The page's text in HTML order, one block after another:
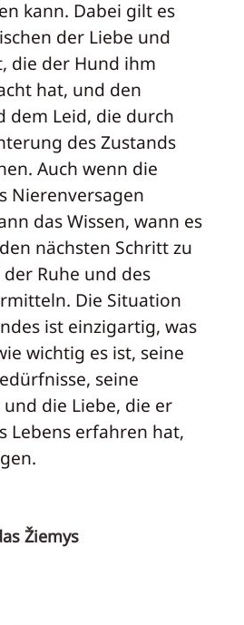
kann. Dabei gilt es
der Liebe und
die der Hund ihm
hat, und den
dem Leid, die durch
des Zustands
Auch wenn die
Nierenversagen
das Wissen, wann es
nächsten Schritt zu
Ruhe und des
Die Situation
ist einzigartig, was
wichtig es ist, seine
seine
die Liebe, die er
Lebens erfahren hat,
Žiemys